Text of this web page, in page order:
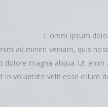
L'orem ipsum
ad minim veniam, quis
dolore magna aliqua. Ut
in voluptate velit esse cillum